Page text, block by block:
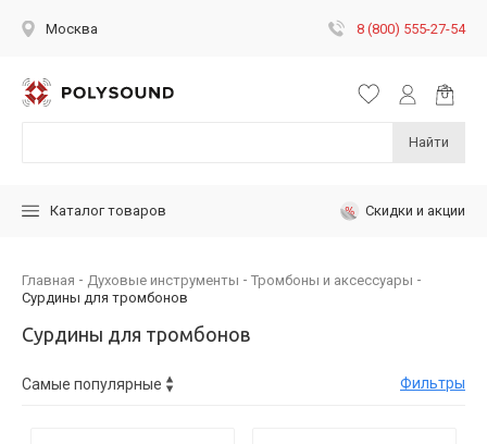
Москва 8 (800) 555-27-54
Найти
Каталог товаров Скидки и акции
Главная Духовые инструменты
Тромбоны и аксессуары
Сурдины для тромбонов
Сурдины для тромбонов
Фильтры